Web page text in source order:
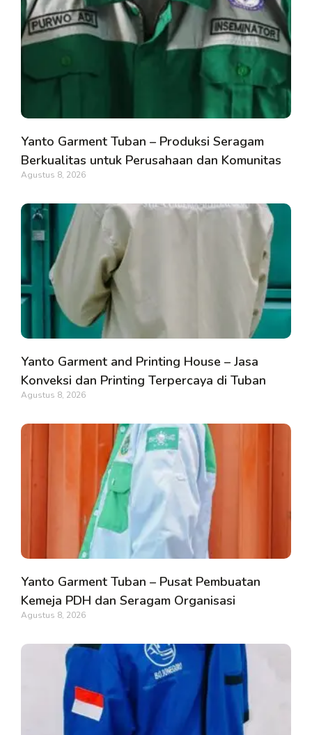
Yanto Garment Tuban – Produksi Seragam
Berkualitas untuk Perusahaan dan Komunitas
Agustus 8, 2026
Yanto Garment and Printing House – Jasa
Konveksi dan Printing Terpercaya di Tuban
Agustus 8, 2026
Yanto Garment Tuban – Pusat Pembuatan
Kemeja PDH dan Seragam Organisasi
Agustus 8, 2026